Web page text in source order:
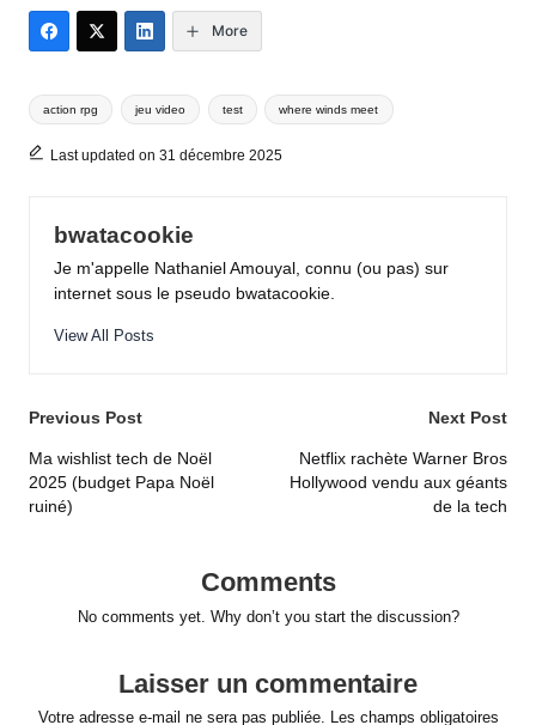
More
Tags:
action rpg jeu video test where winds meet
Last updated on 31 décembre 2025
bwatacookie
Je m'appelle Nathaniel Amouyal, connu (ou pas) sur
internet sous le pseudo bwatacookie.
View All Posts
Post
navigation
Previous Post
Ma wishlist tech de Noël
2025 (budget Papa Noël
ruiné)
Next Post
Netflix rachète Warner Bros
Hollywood vendu aux géants
de la tech
Comments
No comments yet. Why don’t you start the discussion?
Laisser un commentaire
Votre adresse e-mail ne sera pas publiée. Les champs obligatoires